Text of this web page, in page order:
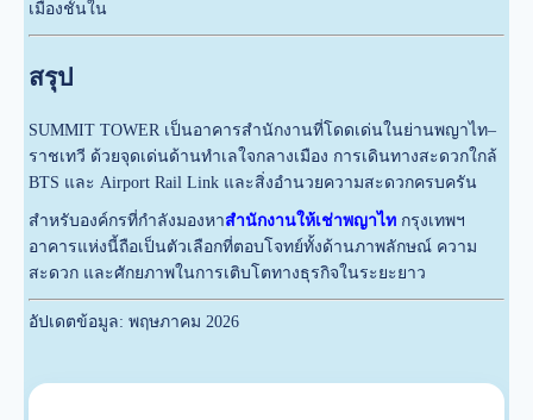
เมืองชั้นใน
สรุป
SUMMIT TOWER เป็นอาคารสำนักงานที่โดดเด่นในย่านพญาไท–
ราชเทวี ด้วยจุดเด่นด้านทำเลใจกลางเมือง การเดินทางสะดวกใกล้
BTS และ Airport Rail Link และสิ่งอำนวยความสะดวกครบครัน
สำหรับองค์กรที่กำลังมองหาสำนักงานให้เช่าพญาไท กรุงเทพฯ
อาคารแห่งนี้ถือเป็นตัวเลือกที่ตอบโจทย์ทั้งด้านภาพลักษณ์ ความ
สะดวก และศักยภาพในการเติบโตทางธุรกิจในระยะยาว
อัปเดตข้อมูล: พฤษภาคม 2026